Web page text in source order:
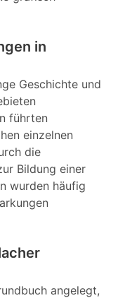
in
Geschichte und
führten
einzelnen
die
Bildung einer
wurden häufig
angelegt,